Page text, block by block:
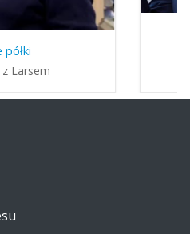
półki
Larsem